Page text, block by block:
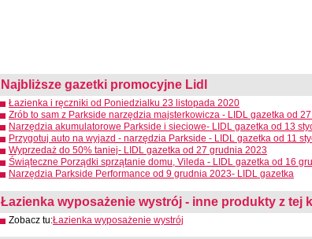
Najbliższe gazetki promocyjne Lidl
Łazienka i ręczniki od Poniedzialku 23 listopada 2020
Zrób to sam z Parkside narzędzia majsterkowicza - LIDL gazetka od
Narzędzia akumulatorowe Parkside i sieciowe- LIDL gazetka od 13
Przygotuj auto na wyjazd - narzędzia Parkside - LIDL gazetka od 11
Wyprzedaż do 50% taniej- LIDL gazetka od 27 grudnia 2023
Świąteczne Porządki sprzątanie domu, Vileda - LIDL gazetka od 16
Narzędzia Parkside Performance od 9 grudnia 2023- LIDL gazetka
Łazienka wyposażenie wystrój - inne produkty z tej
Zobacz tu:Łazienka wyposażenie wystrój